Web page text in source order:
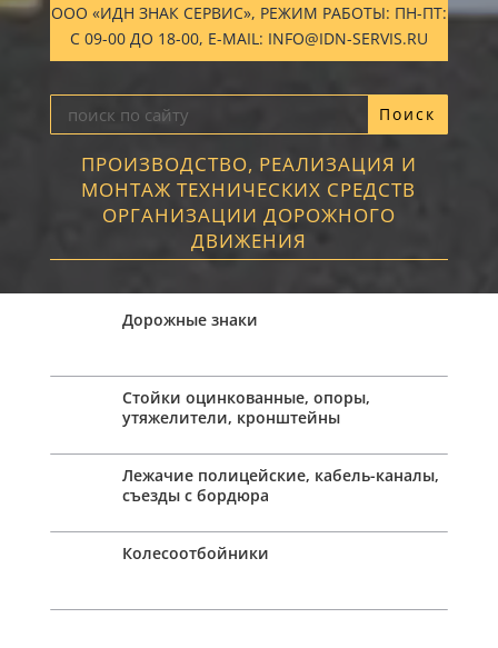
ООО «ИДН ЗНАК СЕРВИС», РЕЖИМ РАБОТЫ: ПН-ПТ:
С 09-00 ДО 18-00, E-MAIL: INFO@IDN-SERVIS.RU
ПРОИЗВОДСТВО, РЕАЛИЗАЦИЯ И
МОНТАЖ ТЕХНИЧЕСКИХ СРЕДСТВ
ОРГАНИЗАЦИИ ДОРОЖНОГО
ДВИЖЕНИЯ
Дорожные знаки
Стойки оцинкованные, опоры,
утяжелители, кронштейны
Лежачие полицейские, кабель-каналы,
съезды с бордюра
Колесоотбойники